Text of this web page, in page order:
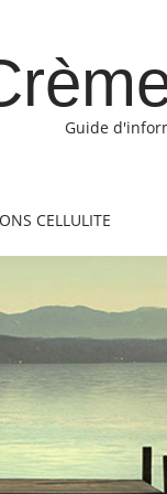
Guide
CELLULITE